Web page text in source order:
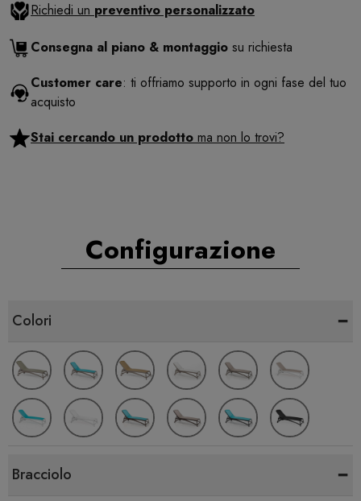
Richiedi un preventivo personalizzato
Consegna al piano & montaggio su richiesta
Customer care: ti offriamo supporto in ogni fase del tuo
acquisto
Stai cercando un prodotto ma non lo trovi?
Configurazione
Colori -
Bracciolo -